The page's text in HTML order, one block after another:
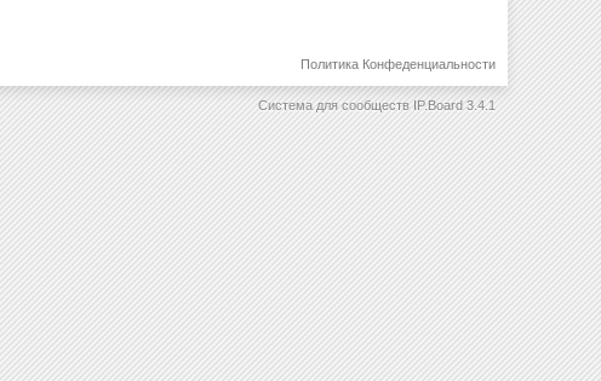
Политика Конфеденциальности
Система для сообществ IP.Board 3.4.1